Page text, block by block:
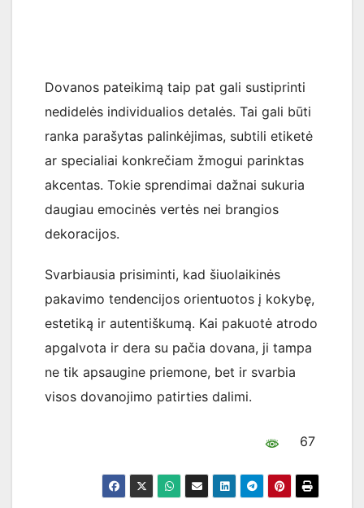
Dovanos pateikimą taip pat gali sustiprinti
nedidelės individualios detalės. Tai gali būti
ranka parašytas palinkėjimas, subtili etiketė
ar specialiai konkrečiam žmogui parinktas
akcentas. Tokie sprendimai dažnai sukuria
daugiau emocinės vertės nei brangios
dekoracijos.
Svarbiausia prisiminti, kad šiuolaikinės
pakavimo tendencijos orientuotos į kokybę,
estetiką ir autentiškumą. Kai pakuotė atrodo
apgalvota ir dera su pačia dovana, ji tampa
ne tik apsaugine priemone, bet ir svarbia
visos dovanojimo patirties dalimi.
67